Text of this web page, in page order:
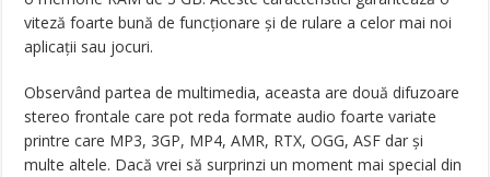
viteză foarte bună de funcţionare şi de rulare a celor mai noi
aplicaţii sau jocuri.
Observând partea de multimedia, aceasta are două difuzoare
stereo frontale care pot reda formate audio foarte variate
printre care MP3, 3GP, MP4, AMR, RTX, OGG, ASF dar şi
multe altele. Dacă vrei să surprinzi un moment mai special din